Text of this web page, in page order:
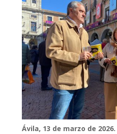
Ávila, 13 de marzo de 2026.